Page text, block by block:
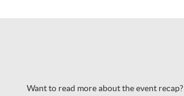
Want to read more about the event recap?